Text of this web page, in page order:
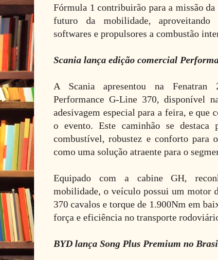
Fórmula 1 contribuirão para a missão
futuro da mobilidade, aproveitando
softwares e propulsores a combustão
Scania lança edição comercial
A Scania apresentou na Fenatran
Performance G-Line 370, disponível
adesivagem especial para a feira, e que
o evento. Este caminhão se destaca
combustível, robustez e conforto para
como uma solução atraente para o
Equipado com a cabine GH,
mobilidade, o veículo possui um motor
370 cavalos e torque de 1.900Nm em
força e eficiência no transporte
BYD lança Song Plus Premium no